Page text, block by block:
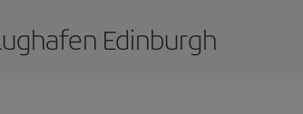
Edinburgh